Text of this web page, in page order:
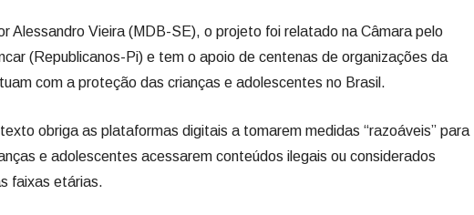
Alessandro Vieira (MDB-SE), o projeto foi relatado na Câmara pelo
(Republicanos-Pi) e tem o apoio de centenas de organizações da
com a proteção das crianças e adolescentes no Brasil.
obriga as plataformas digitais a tomarem medidas “razoáveis” para
e adolescentes acessarem conteúdos ilegais ou considerados
faixas etárias.